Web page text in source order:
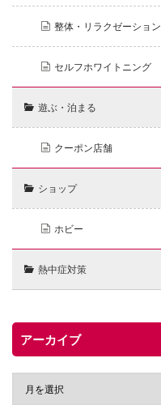
整体・リラクゼーション
セルフホワイトニング
遊ぶ・泊まる
クーポン店舗
ショップ
ホビー
熱中症対策
アーカイブ